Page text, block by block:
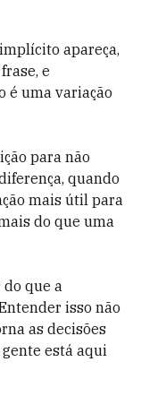
apareça,
e
é uma variação
para não
quando
mais útil para
do que uma
que a
isso não
as decisões
gente está aqui